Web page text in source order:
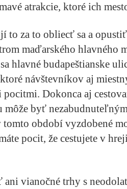
atrakcie, ktoré ich
to za to obliecť sa a
maďarského hlavného
hlavné budapeštianske
návštevníkov aj
Dokonca aj
môže byť
období vyzdobené
pocit, že cestujete v
ani vianočné trhy s